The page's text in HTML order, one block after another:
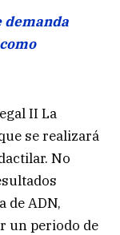
II La
se realizará
No
de ADN,
un periodo de